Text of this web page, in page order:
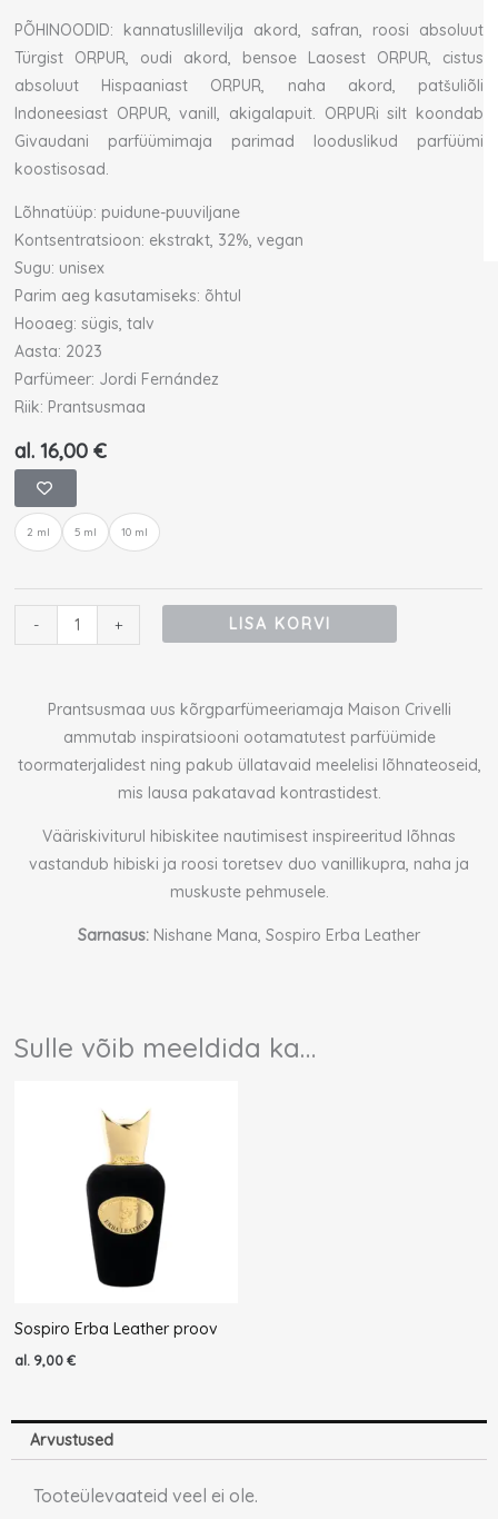
PÕHINOODID: kannatuslillevilja akord, safran, roosi absoluut
Türgist ORPUR, oudi akord, bensoe Laosest ORPUR, cistus
absoluut Hispaaniast ORPUR, naha akord, patšuliõli
Indoneesiast ORPUR, vanill, akigalapuit. ORPURi silt koondab
Givaudani parfüümimaja parimad looduslikud parfüümi
koostisosad.
Lõhnatüüp: puidune-puuviljane
Kontsentratsioon: ekstrakt, 32%, vegan
Sugu: unisex
Parim aeg kasutamiseks: õhtul
Hooaeg: sügis, talv
Aasta: 2023
Parfümeer: Jordi Fernández
Riik: Prantsusmaa
al.16,00€
2 ml 5 ml 10 ml
-
Maison
Crivelli
Oud
Extrait
proov
kogus
+ LISA KORVI
Prantsusmaa uus kõrgparfümeeriamaja Maison Crivelli
ammutab inspiratsiooni ootamatutest parfüümide
toormaterjalidest ning pakub üllatavaid meelelisi lõhnateoseid,
mis lausa pakatavad kontrastidest.
Vääriskiviturul hibiskitee nautimisest inspireeritud lõhnas
vastandub hibiski ja roosi toretsev duo vanillikupra, naha ja
muskuste pehmusele.
Sarnasus: Nishane Mana, Sospiro Erba Leather
Sulle võib meeldida ka…
Sospiro Erba Leather proov
al. 9,00€
Arvustused
Tooteülevaateid veel ei ole.